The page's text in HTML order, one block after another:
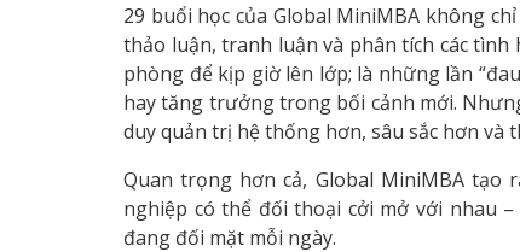
29 buổi học của Global MiniMBA không
thảo luận, tranh luận và phân tích các
phòng để kịp giờ lên lớp; là những lần
hay tăng trưởng trong bối cảnh mới.
duy quản trị hệ thống hơn, sâu sắc hơn và
Quan trọng hơn cả, Global MiniMBA
nghiệp có thể đối thoại cởi mở với nhau
đang đối mặt mỗi ngày.